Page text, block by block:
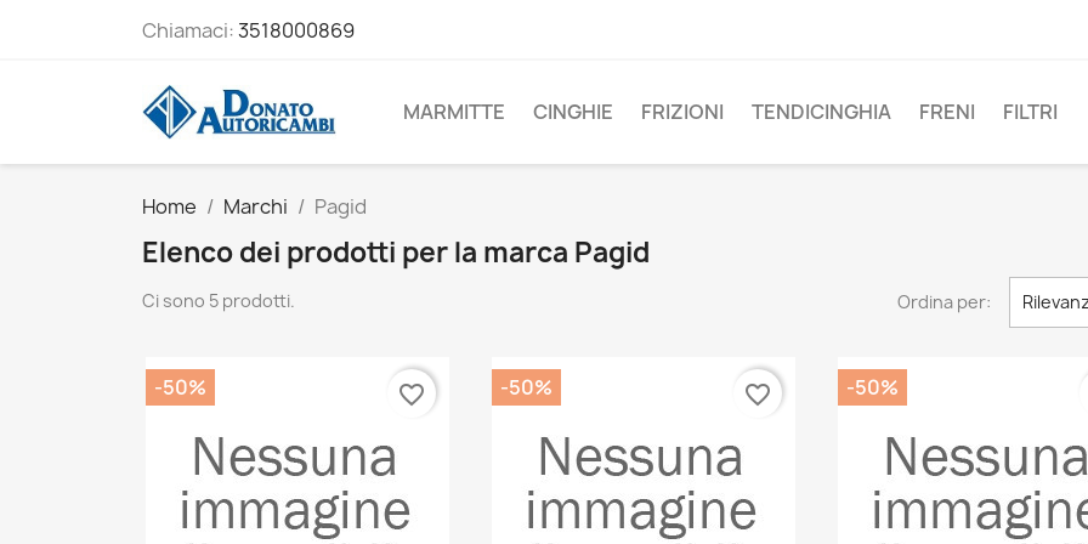
Chiamaci:3518000869
MARMITTE CINGHIE FRIZIONI TENDICINGHIA FRENI FILTRI
Home Marchi Pagid
Elenco dei prodotti per la marca Pagid
Ci sono 5 prodotti. Ordina per:
-50% favorite_border -50% favorite_border -50%